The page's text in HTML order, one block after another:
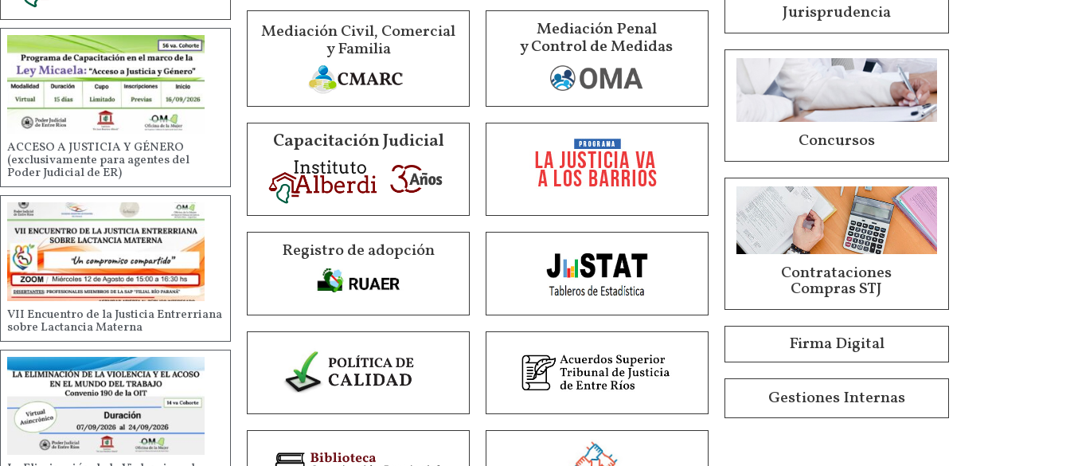
ACCESO A JUSTICIA Y GÉNERO
(exclusivamente para agentes del
Poder Judicial de ER)
VII Encuentro de la Justicia Entrerriana
sobre Lactancia Materna
Mediación Civil, Comercial
y Familia
Mediación Penal
y Control de Medidas
Capacitación Judicial
Registro de adopción
Jurisprudencia
Concursos
Contrataciones
Compras STJ
Firma Digital
Gestiones Internas